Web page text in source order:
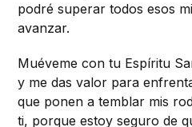
podré superar todos esos
avanzar.
Muéveme con tu Espíritu
y me das valor para
que ponen a temblar mis
ti, porque estoy seguro de